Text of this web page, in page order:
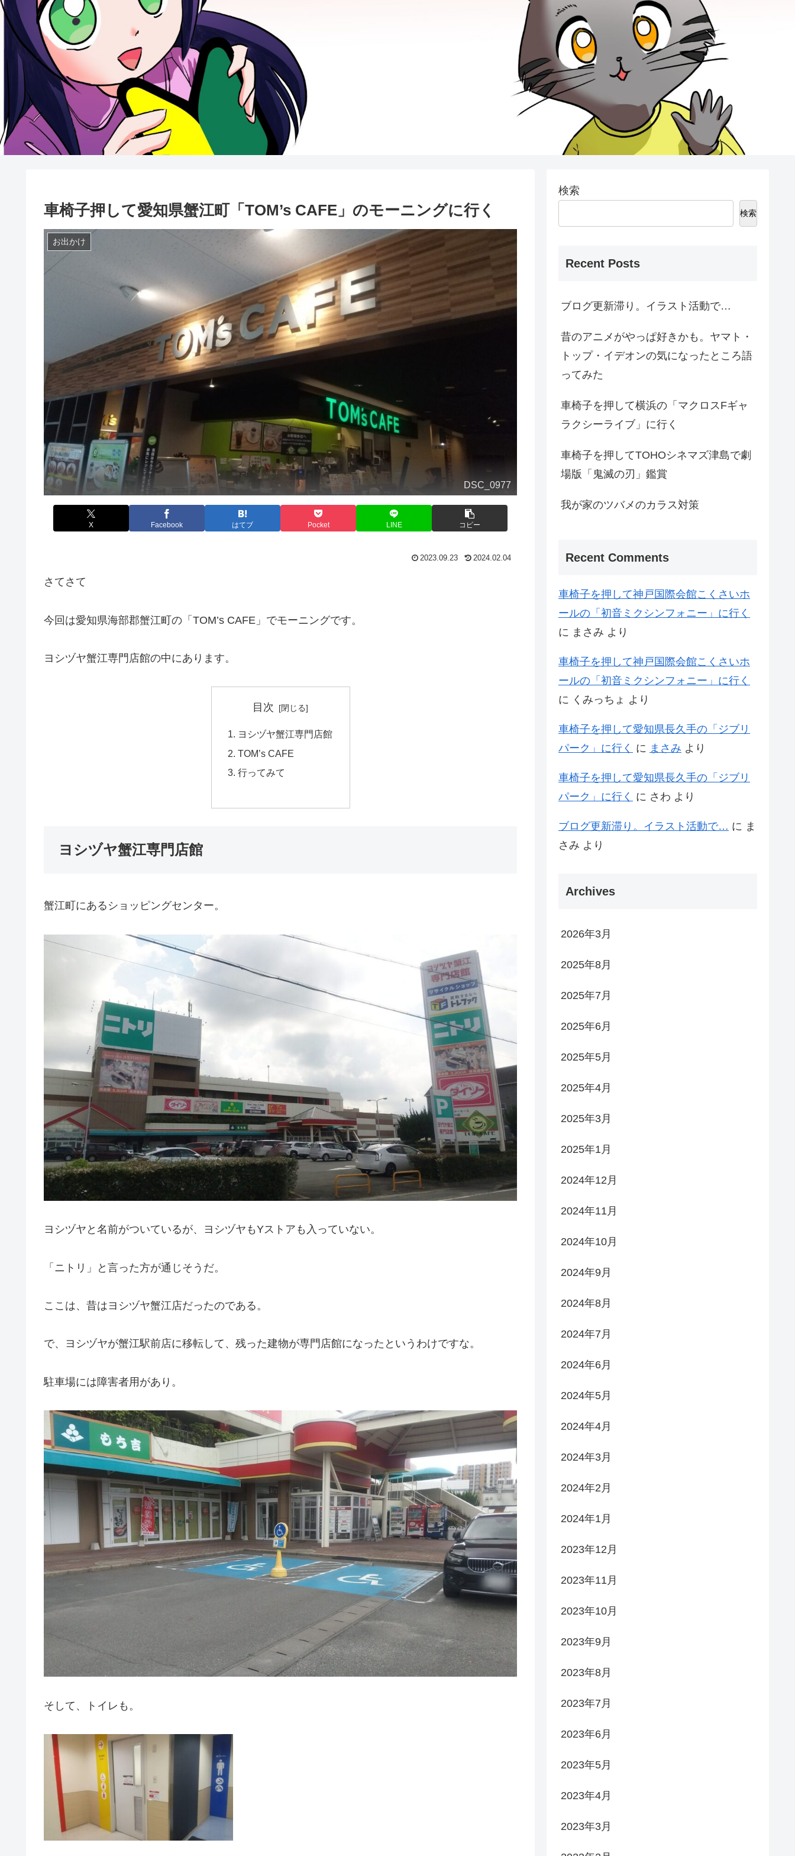
車椅子押して愛知県蟹江町「TOM’s CAFE」のモーニングに行く
お出かけ
DSC_0977
X Facebook はてブ Pocket LINE コピー
2023.09.23 2024.02.04
さてさて
今回は愛知県海部郡蟹江町の「TOM’s CAFE」でモーニングです。
ヨシヅヤ蟹江専門店館の中にあります。
目次
ヨシヅヤ蟹江専門店館
TOM’s CAFE
行ってみて
ヨシヅヤ蟹江専門店館
蟹江町にあるショッピングセンター。
ヨシヅヤと名前がついているが、ヨシヅヤもYストアも入っていない。
「ニトリ」と言った方が通じそうだ。
ここは、昔はヨシヅヤ蟹江店だったのである。
で、ヨシヅヤが蟹江駅前店に移転して、残った建物が専門店館になったというわけですな。
駐車場には障害者用があり。
そして、トイレも。
検索
検索
Recent Posts
ブログ更新滞り。イラスト活動で…
昔のアニメがやっぱ好きかも。ヤマト・
トップ・イデオンの気になったところ語
ってみた
車椅子を押して横浜の「マクロスFギャ
ラクシーライブ」に行く
車椅子を押してTOHOシネマズ津島で劇
場版「鬼滅の刃」鑑賞
我が家のツバメのカラス対策
Recent Comments
車椅子を押して神戸国際会館こくさいホ
ールの「初音ミクシンフォニー」に行く
に まさみ より
車椅子を押して神戸国際会館こくさいホ
ールの「初音ミクシンフォニー」に行く
に くみっちょ より
車椅子を押して愛知県長久手の「ジブリ
パーク」に行く に まさみ より
車椅子を押して愛知県長久手の「ジブリ
パーク」に行く に さわ より
ブログ更新滞り。イラスト活動で… に ま
さみ より
Archives
2026年3月
2025年8月
2025年7月
2025年6月
2025年5月
2025年4月
2025年3月
2025年1月
2024年12月
2024年11月
2024年10月
2024年9月
2024年8月
2024年7月
2024年6月
2024年5月
2024年4月
2024年3月
2024年2月
2024年1月
2023年12月
2023年11月
2023年10月
2023年9月
2023年8月
2023年7月
2023年6月
2023年5月
2023年4月
2023年3月